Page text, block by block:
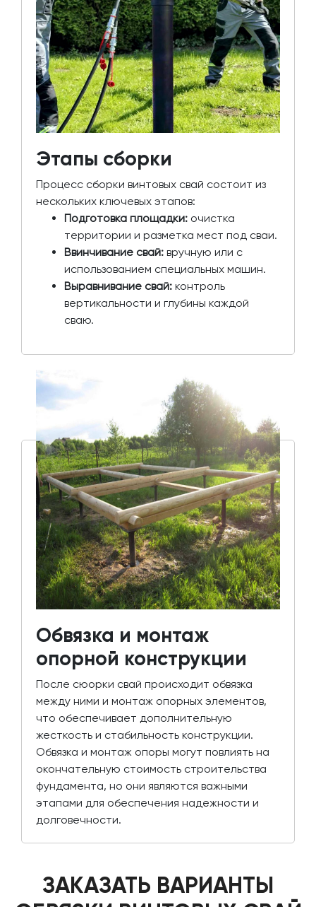
Этапы сборки
Процесс сборки винтовых свай состоит из
нескольких ключевых этапов:
Подготовка площадки: очистка
территории и разметка мест под сваи.
Ввинчивание свай: вручную или с
использованием специальных машин.
Выравнивание свай: контроль
вертикальности и глубины каждой
сваю.
Обвязка и монтаж
опорной конструкции
После сюорки свай происходит обвязка
между ними и монтаж опорных элементов,
что обеспечивает дополнительную
жесткость и стабильность конструкции.
Обвязка и монтаж опоры могут повлиять на
окончательную стоимость строительства
фундамента, но они являются важными
этапами для обеспечения надежности и
долговечности.
ЗАКАЗАТЬ ВАРИАНТЫ